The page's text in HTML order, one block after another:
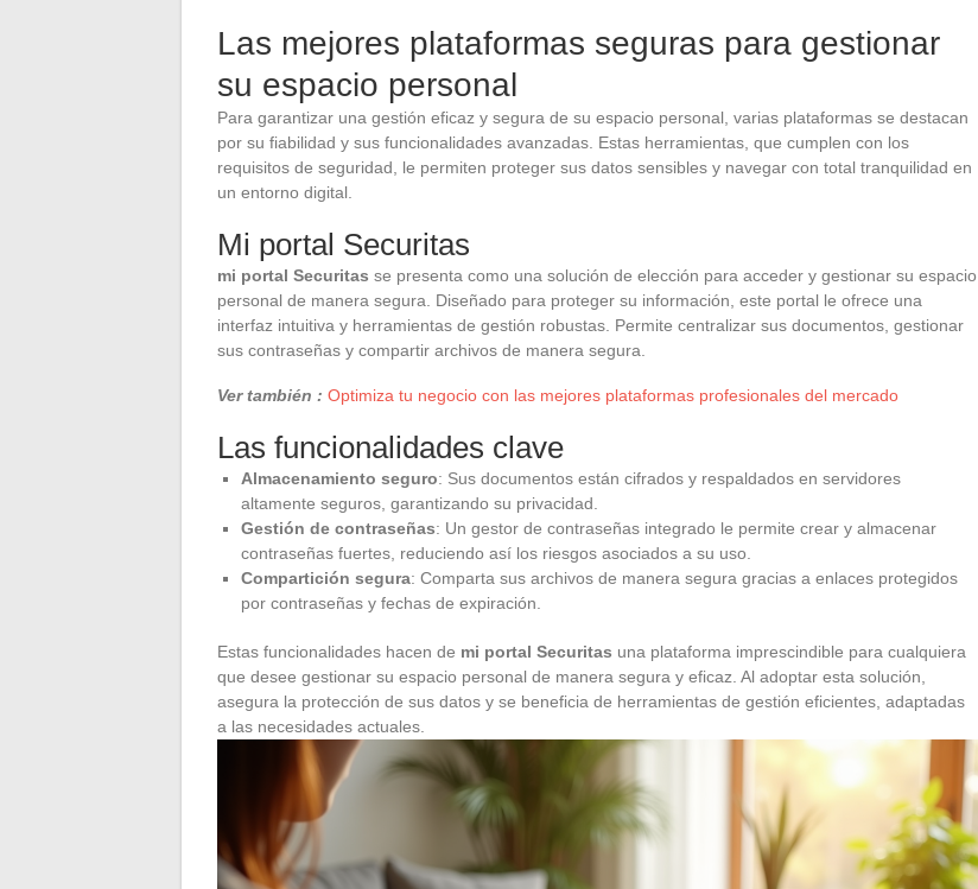
Las mejores plataformas seguras para gestionar
su espacio personal
Para garantizar una gestión eficaz y segura de su espacio personal, varias plataformas se destacan
por su fiabilidad y sus funcionalidades avanzadas. Estas herramientas, que cumplen con los
requisitos de seguridad, le permiten proteger sus datos sensibles y navegar con total tranquilidad en
un entorno digital.
Mi portal Securitas
mi portal Securitas se presenta como una solución de elección para acceder y gestionar su espacio
personal de manera segura. Diseñado para proteger su información, este portal le ofrece una
interfaz intuitiva y herramientas de gestión robustas. Permite centralizar sus documentos, gestionar
sus contraseñas y compartir archivos de manera segura.
Ver también : Optimiza tu negocio con las mejores plataformas profesionales del mercado
Las funcionalidades clave
Almacenamiento seguro: Sus documentos están cifrados y respaldados en servidores
altamente seguros, garantizando su privacidad.
Gestión de contraseñas: Un gestor de contraseñas integrado le permite crear y almacenar
contraseñas fuertes, reduciendo así los riesgos asociados a su uso.
Compartición segura: Comparta sus archivos de manera segura gracias a enlaces protegidos
por contraseñas y fechas de expiración.
Estas funcionalidades hacen de mi portal Securitas una plataforma imprescindible para cualquiera
que desee gestionar su espacio personal de manera segura y eficaz. Al adoptar esta solución,
asegura la protección de sus datos y se beneficia de herramientas de gestión eficientes, adaptadas
a las necesidades actuales.